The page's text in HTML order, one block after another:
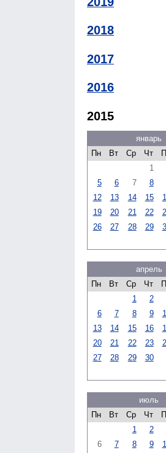
2018
2017
2016
2015
январь
Пн
Вт Ср Чт
1
5
6 7 8
12
13 14 15
19
20 21 22
26
27 28 29
апрель
Пн
Вт Ср Чт
1
2
6
7 8 9
13
14 15 16
20
21 22 23
27
28 29 30
июль
Пн
Вт Ср Чт
1
2
6
7 8 9